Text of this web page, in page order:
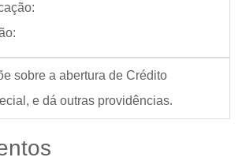
sobre a abertura de Crédito
e dá outras providências.